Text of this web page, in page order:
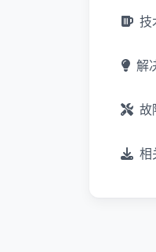
技
解
故
相